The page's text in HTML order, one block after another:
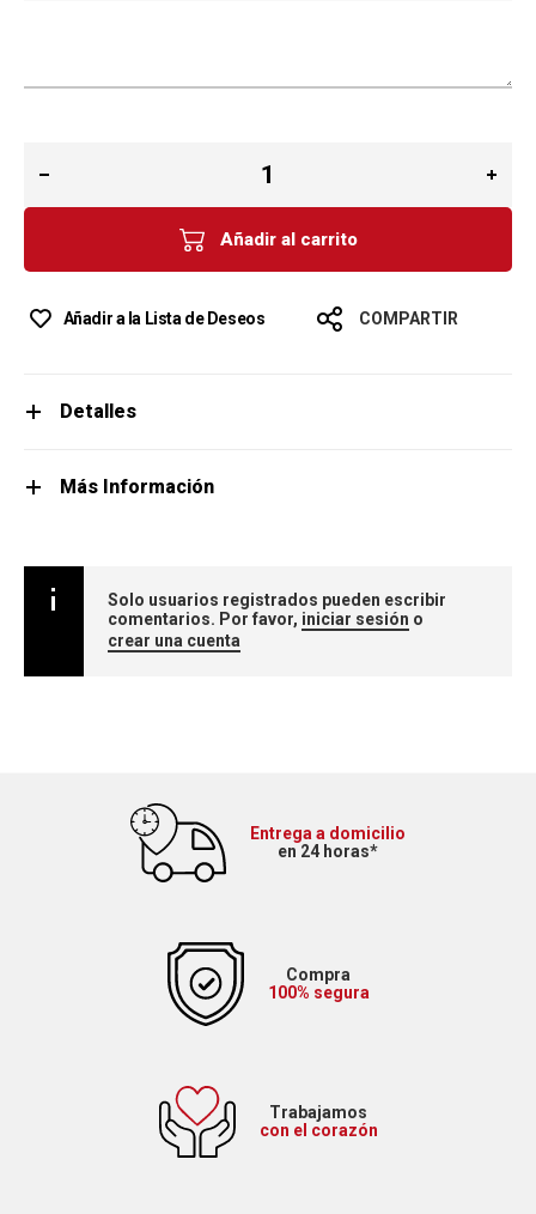
Añadir al carrito
Añadir a la Lista de Deseos COMPARTIR
Detalles
Más Información
Solo usuarios registrados pueden escribir
comentarios. Por favor, iniciar sesión o
crear una cuenta
Entrega a domicilio
en 24 horas*
Compra
100% segura
Trabajamos
con el corazón